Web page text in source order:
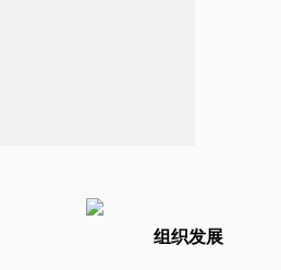
组织发展